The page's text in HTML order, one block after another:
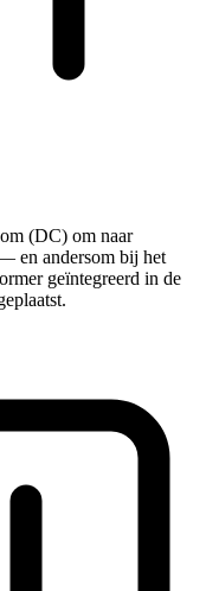
(DC) om naar
en andersom bij het
geïntegreerd in de